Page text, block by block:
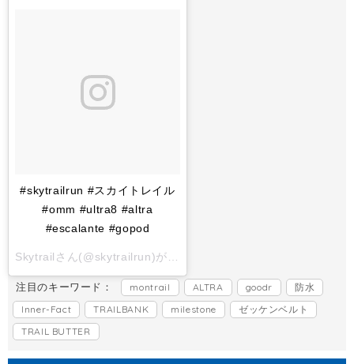
#skytrailrun #スカイトレイル
#omm #ultra8 #altra
#escalante #gopod
Skytrailさん(@skytrailrun)がシェアした投稿 -
注目のキーワード： montrail ALTRA goodr
防水
Inner-Fact
TRAILBANK milestone
ゼッケンベルト
TRAIL BUTTER